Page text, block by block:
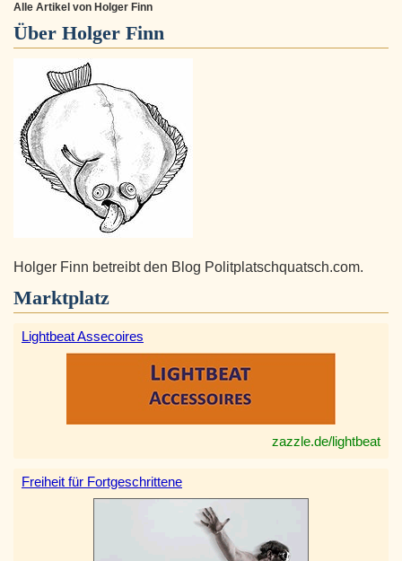
Alle Artikel von Holger Finn
Über Holger Finn
Holger Finn betreibt den Blog Politplatschquatsch.com.
Marktplatz
Lightbeat Assecoires
zazzle.de/lightbeat
Freiheit für Fortgeschrittene